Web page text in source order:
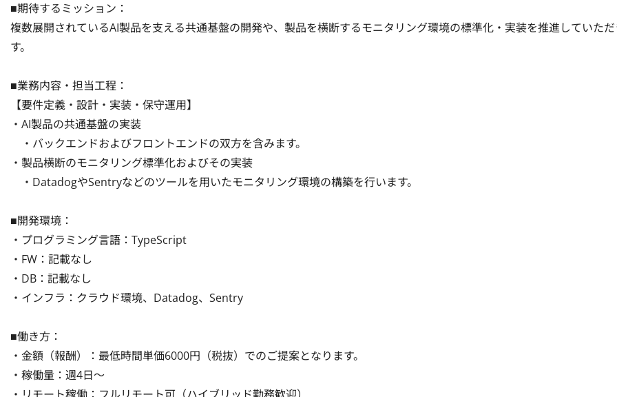
■期待するミッション：
複数展開されているAI製品を支える共通基盤の開発や、製品を横断するモニタリング環境の標準化・実装を推進していた
す。
■業務内容・担当工程：
【要件定義・設計・実装・保守運用】
・AI製品の共通基盤の実装
・バックエンドおよびフロントエンドの双方を含みます。
・製品横断のモニタリング標準化およびその実装
・DatadogやSentryなどのツールを用いたモニタリング環境の構築を行います。
■開発環境：
・プログラミング言語：TypeScript
・FW：記載なし
・DB：記載なし
・インフラ：クラウド環境、Datadog、Sentry
■働き方：
・金額（報酬）：最低時間単価6000円（税抜）でのご提案となります。
・稼働量：週4日〜